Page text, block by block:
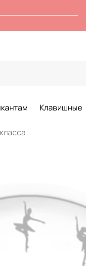
Клавишные